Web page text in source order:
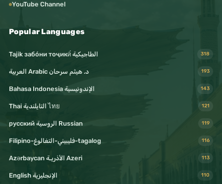
YouTube Channel
Popular Languages
Tajik забо́ни тоҷикӣ́ الطاجيكية 318
د. هيثم سرحان Arabic العربية 193
Bahasa Indonesia الإندونيسية 143
Thai التايلندية ไทย 121
русский الروسية Russian 119
Filipino-فليبيني-التغالوغ-tagalog 116
Azərbaycan الأذريـة Azeri 113
English الإنجليزية 110